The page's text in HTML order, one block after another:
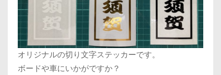
オリジナルの切り文字ステッカーです。
ボードや車にいかがですか？